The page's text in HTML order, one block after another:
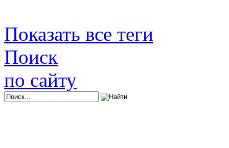
Показать все теги
Поиск
по сайту